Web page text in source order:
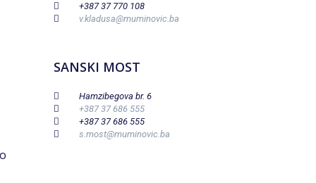
+387 37 770 108
v.kladusa@muminovic.ba
SANSKI MOST
Hamzibegova br. 6
+387 37 686 555
+387 37 686 555
s.most@muminovic.ba